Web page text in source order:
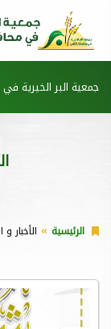
جمعية البر الخيرية
الرئيسية الأخبار و